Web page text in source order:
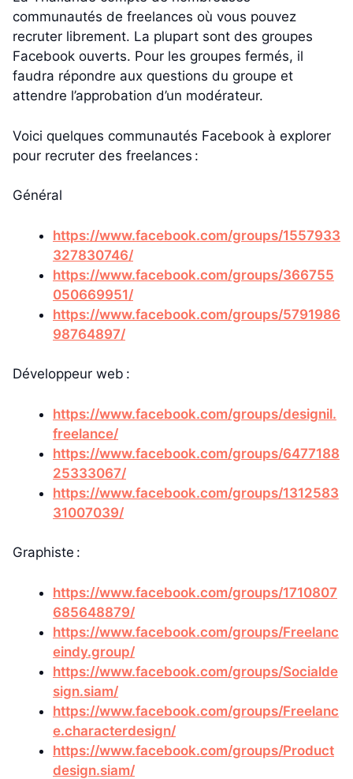
communautés de freelances où vous pouvez
recruter librement. La plupart sont des groupes
Facebook ouverts. Pour les groupes fermés, il
faudra répondre aux questions du groupe et
attendre l’approbation d’un modérateur.
Voici quelques communautés Facebook à explorer
pour recruter des freelances :
Général
https://www.facebook.com/groups/1557933
327830746/
https://www.facebook.com/groups/366755
050669951/
https://www.facebook.com/groups/5791986
98764897/
Développeur web :
https://www.facebook.com/groups/designil.
freelance/
https://www.facebook.com/groups/6477188
25333067/
https://www.facebook.com/groups/1312583
31007039/
Graphiste :
https://www.facebook.com/groups/1710807
685648879/
https://www.facebook.com/groups/Freelanc
eindy.group/
https://www.facebook.com/groups/Socialde
sign.siam/
https://www.facebook.com/groups/Freelanc
e.characterdesign/
https://www.facebook.com/groups/Product
design.siam/